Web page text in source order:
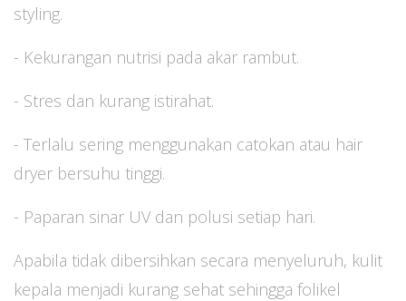
styling.
- Kekurangan nutrisi pada akar rambut.
- Stres dan kurang istirahat.
- Terlalu sering menggunakan catokan atau hair
dryer bersuhu tinggi.
- Paparan sinar UV dan polusi setiap hari.
Apabila tidak dibersihkan secara menyeluruh, kulit
kepala menjadi kurang sehat sehingga folikel